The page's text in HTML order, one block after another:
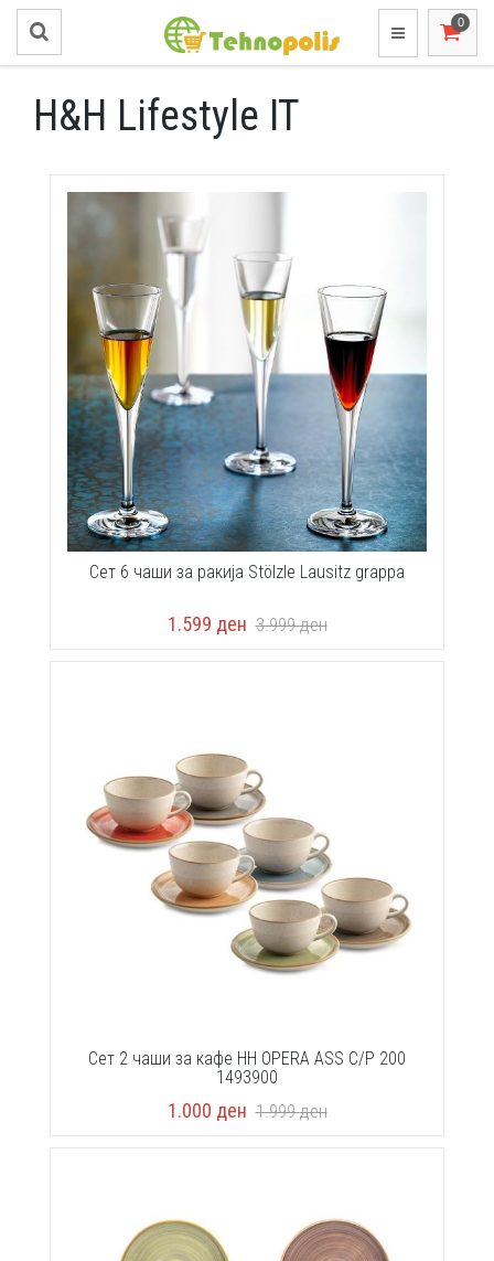
H&H Lifestyle IT
Сет 6 чаши за ракија Stölzle Lausitz grappa
1.599 ден 3.999ден
Сет 2 чаши за кафе HH OPERA ASS C/P 200
1493900
1.000 ден 1.999ден